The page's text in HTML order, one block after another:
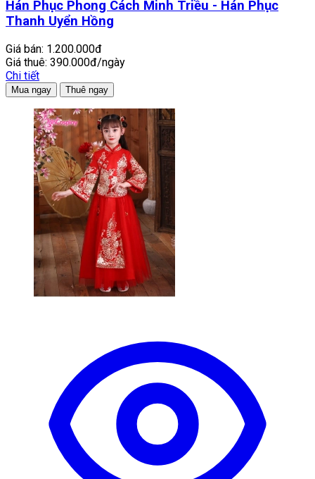
Hán Phục Phong Cách Minh Triều - Hán Phục
Thanh Uyển Hồng
Giá bán: 1.200.000đ
Giá thuê: 390.000đ/ngày
Chi tiết
Mua ngay Thuê ngay